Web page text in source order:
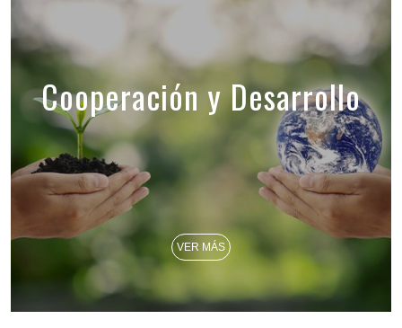
Cooperación y Desarrollo
VER MÁS